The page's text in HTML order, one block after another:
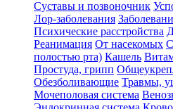
Суставы и позвоночник
Лор-заболевания
Психические расстройства
Реанимация От насекомых
полостью рта) Кашель
Простуда, грипп
Обезболивающие Травмы,
Мочеполовая система